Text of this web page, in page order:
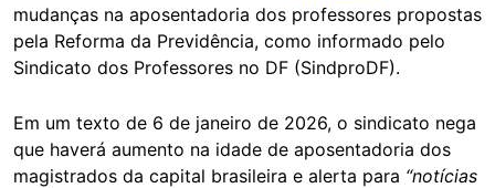
mudanças na aposentadoria dos professores propostas
pela Reforma da Previdência, como informado pelo
Sindicato dos Professores no DF (SindproDF).
Em um texto de 6 de janeiro de 2026, o sindicato nega
que haverá aumento na idade de aposentadoria dos
magistrados da capital brasileira e alerta para “notícias